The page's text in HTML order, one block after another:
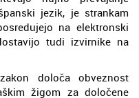
jezik, je strankam
na elektronski
tudi izvirnike na
določa obveznost
žigom za določene